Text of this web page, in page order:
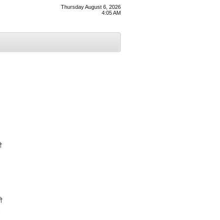
Thursday August 6, 2026
4:05 AM